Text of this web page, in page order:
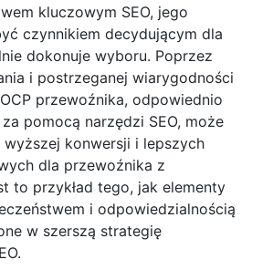
kluczowym SEO, jego
czynnikiem decydującym dla
dokonuje wyboru. Poprzez
i postrzeganej wiarygodności
przewoźnika, odpowiednio
pomocą narzędzi SEO, może
konwersji i lepszych
dla przewoźnika z
to przykład tego, jak elementy
i odpowiedzialnością
w szerszą strategię